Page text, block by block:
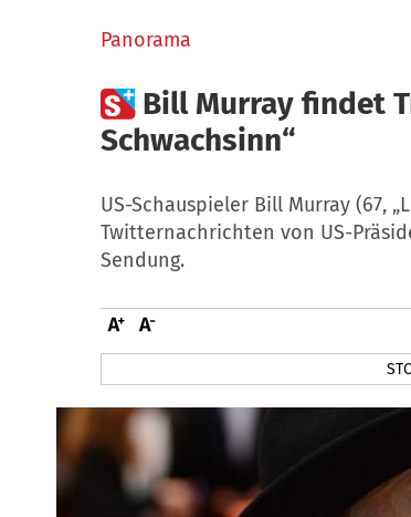
Panorama
 Bill Murray findet
Schwachsinn“
US-Schauspieler Bill Murray (67,
Twitternachrichten von US-
Sendung.